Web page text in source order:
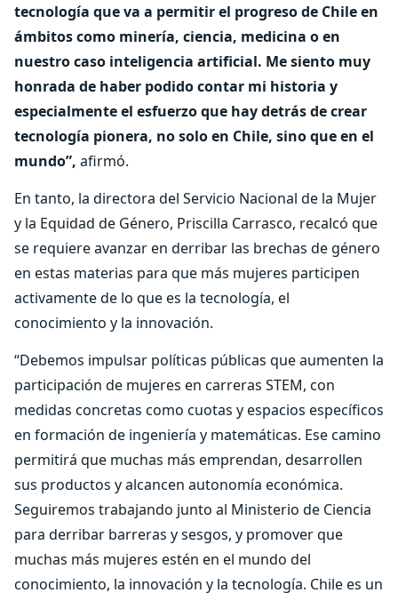
tecnología que va a permitir el progreso de Chile en
ámbitos como minería, ciencia, medicina o en
nuestro caso inteligencia artificial. Me siento muy
honrada de haber podido contar mi historia y
especialmente el esfuerzo que hay detrás de crear
tecnología pionera, no solo en Chile, sino que en el
mundo”, afirmó.
En tanto, la directora del Servicio Nacional de la Mujer
y la Equidad de Género, Priscilla Carrasco, recalcó que
se requiere avanzar en derribar las brechas de género
en estas materias para que más mujeres participen
activamente de lo que es la tecnología, el
conocimiento y la innovación.
“Debemos impulsar políticas públicas que aumenten la
participación de mujeres en carreras STEM, con
medidas concretas como cuotas y espacios específicos
en formación de ingeniería y matemáticas. Ese camino
permitirá que muchas más emprendan, desarrollen
sus productos y alcancen autonomía económica.
Seguiremos trabajando junto al Ministerio de Ciencia
para derribar barreras y sesgos, y promover que
muchas más mujeres estén en el mundo del
conocimiento, la innovación y la tecnología. Chile es un